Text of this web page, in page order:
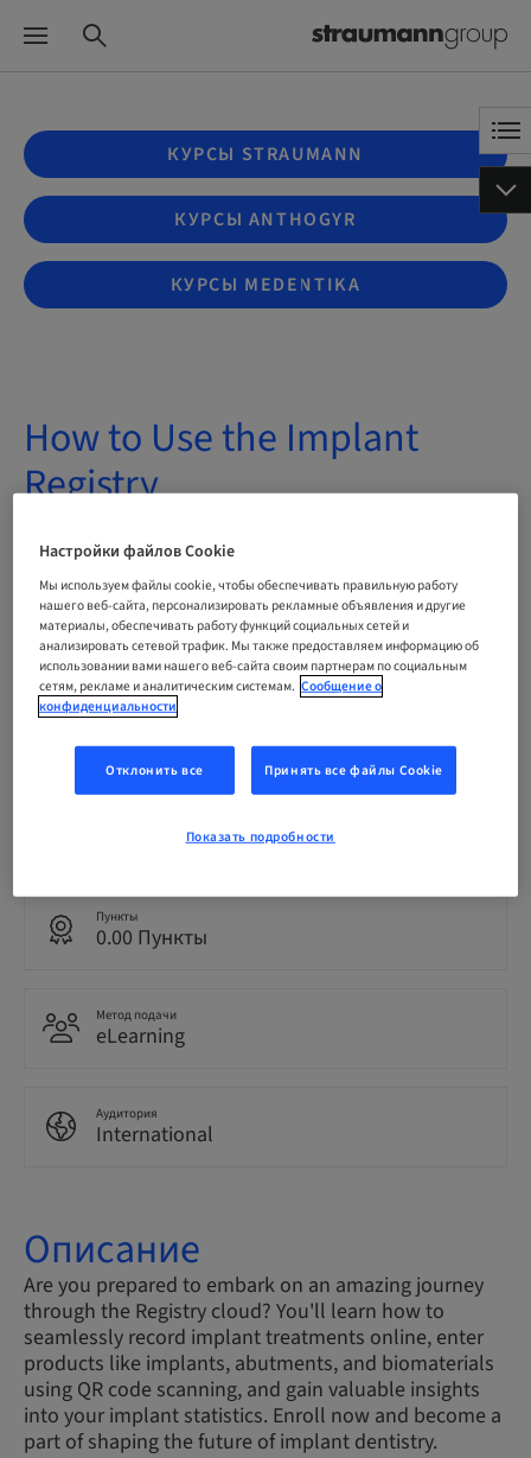
КУРСЫ STRAUMANN
КУРСЫ ANTHOGYR
КУРСЫ MEDENTIKA
How to Use the Implant
Registry
По требованию | Online
ЗАРЕГИСТРИРОВАТЬСЯ СЕЙЧАС
Статус
bookable
Английский
Пункты
0.00 Пункты
Метод подачи
eLearning
Аудитория
International
Описание
Are you prepared to embark on an amazing journey
through the Registry cloud? You'll learn how to
seamlessly record implant treatments online, enter
products like implants, abutments, and biomaterials
using QR code scanning, and gain valuable insights
into your implant statistics. Enroll now and become a
part of shaping the future of implant dentistry.
Настройки файлов Cookie
Мы используем файлы cookie, чтобы обеспечивать правильную работу
нашего веб-сайта, персонализировать рекламные объявления и другие
материалы, обеспечивать работу функций социальных сетей и
анализировать сетевой трафик. Мы также предоставляем информацию об
использовании вами нашего веб-сайта своим партнерам по социальным
сетям, рекламе и аналитическим системам. Сообщение о
конфиденциальности
Отклонить все Принять все файлы Cookie
Показать подробности